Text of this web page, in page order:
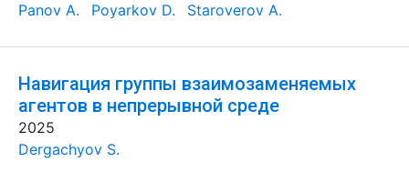
Panov A.
Poyarkov D. Staroverov A.
Навигация группы взаимозаменяемых
агентов в непрерывной среде
2025
Dergachyov S.